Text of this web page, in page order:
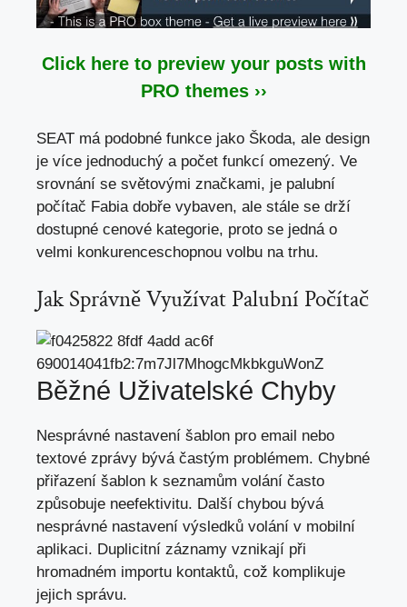
Click here to preview your posts with
PRO themes ››
SEAT má podobné funkce jako Škoda, ale design
je více jednoduchý a počet funkcí omezený. Ve
srovnání se světovými značkami, je palubní
počítač Fabia dobře vybaven, ale stále se drží
dostupné cenové kategorie, proto se jedná o
velmi konkurenceschopnou volbu na trhu.
Jak Správně Využívat Palubní Počítač
Běžné Uživatelské Chyby
Nesprávné nastavení šablon pro email nebo
textové zprávy bývá častým problémem. Chybné
přiřazení šablon k seznamům volání často
způsobuje neefektivitu. Další chybou bývá
nesprávné nastavení výsledků volání v mobilní
aplikaci. Duplicitní záznamy vznikají při
hromadném importu kontaktů, což komplikuje
jejich správu.